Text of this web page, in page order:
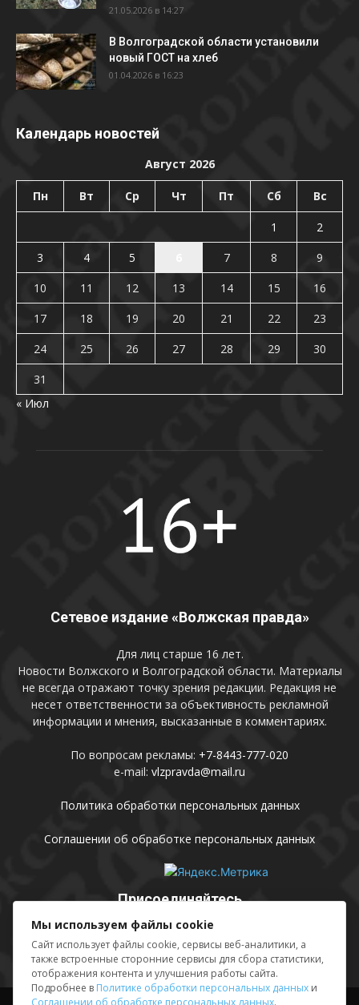
21.05.2026 в 14:27
В Волгоградской области установили
новый ГОСТ на хлеб
01.04.2026 в 16:23
Календарь новостей
Август 2026
Пн Вт Ср Чт Пт Сб Вс
1
2
3
4 5 7 8
9
10
11 12 13 14 15
16
17
18 19 20 21 22
23
24
25 26 27 28 29
30
31
« Июл
Сетевое издание «Волжская правда»
Для лиц старше 16 лет.
Новости Волжского и Волгоградской области. Материалы
не всегда отражают точку зрения редакции. Редакция не
несет ответственности за объективность рекламной
информации и мнения, высказанные в комментариях.
По вопросам рекламы: +7-8443-777-020
e-mail: vlzpravda@mail.ru
Политика обработки персональных данных
Соглашении об обработке персональных данных
Присоединяйтесь
Мы используем файлы cookie
Сайт использует файлы cookie, сервисы веб-аналитики, а
также встроенные сторонние сервисы для сбора статистики,
отображения контента и улучшения работы сайта.
Подробнее в Политике обработки персональных данных и
Соглашении об обработке персональных данных.